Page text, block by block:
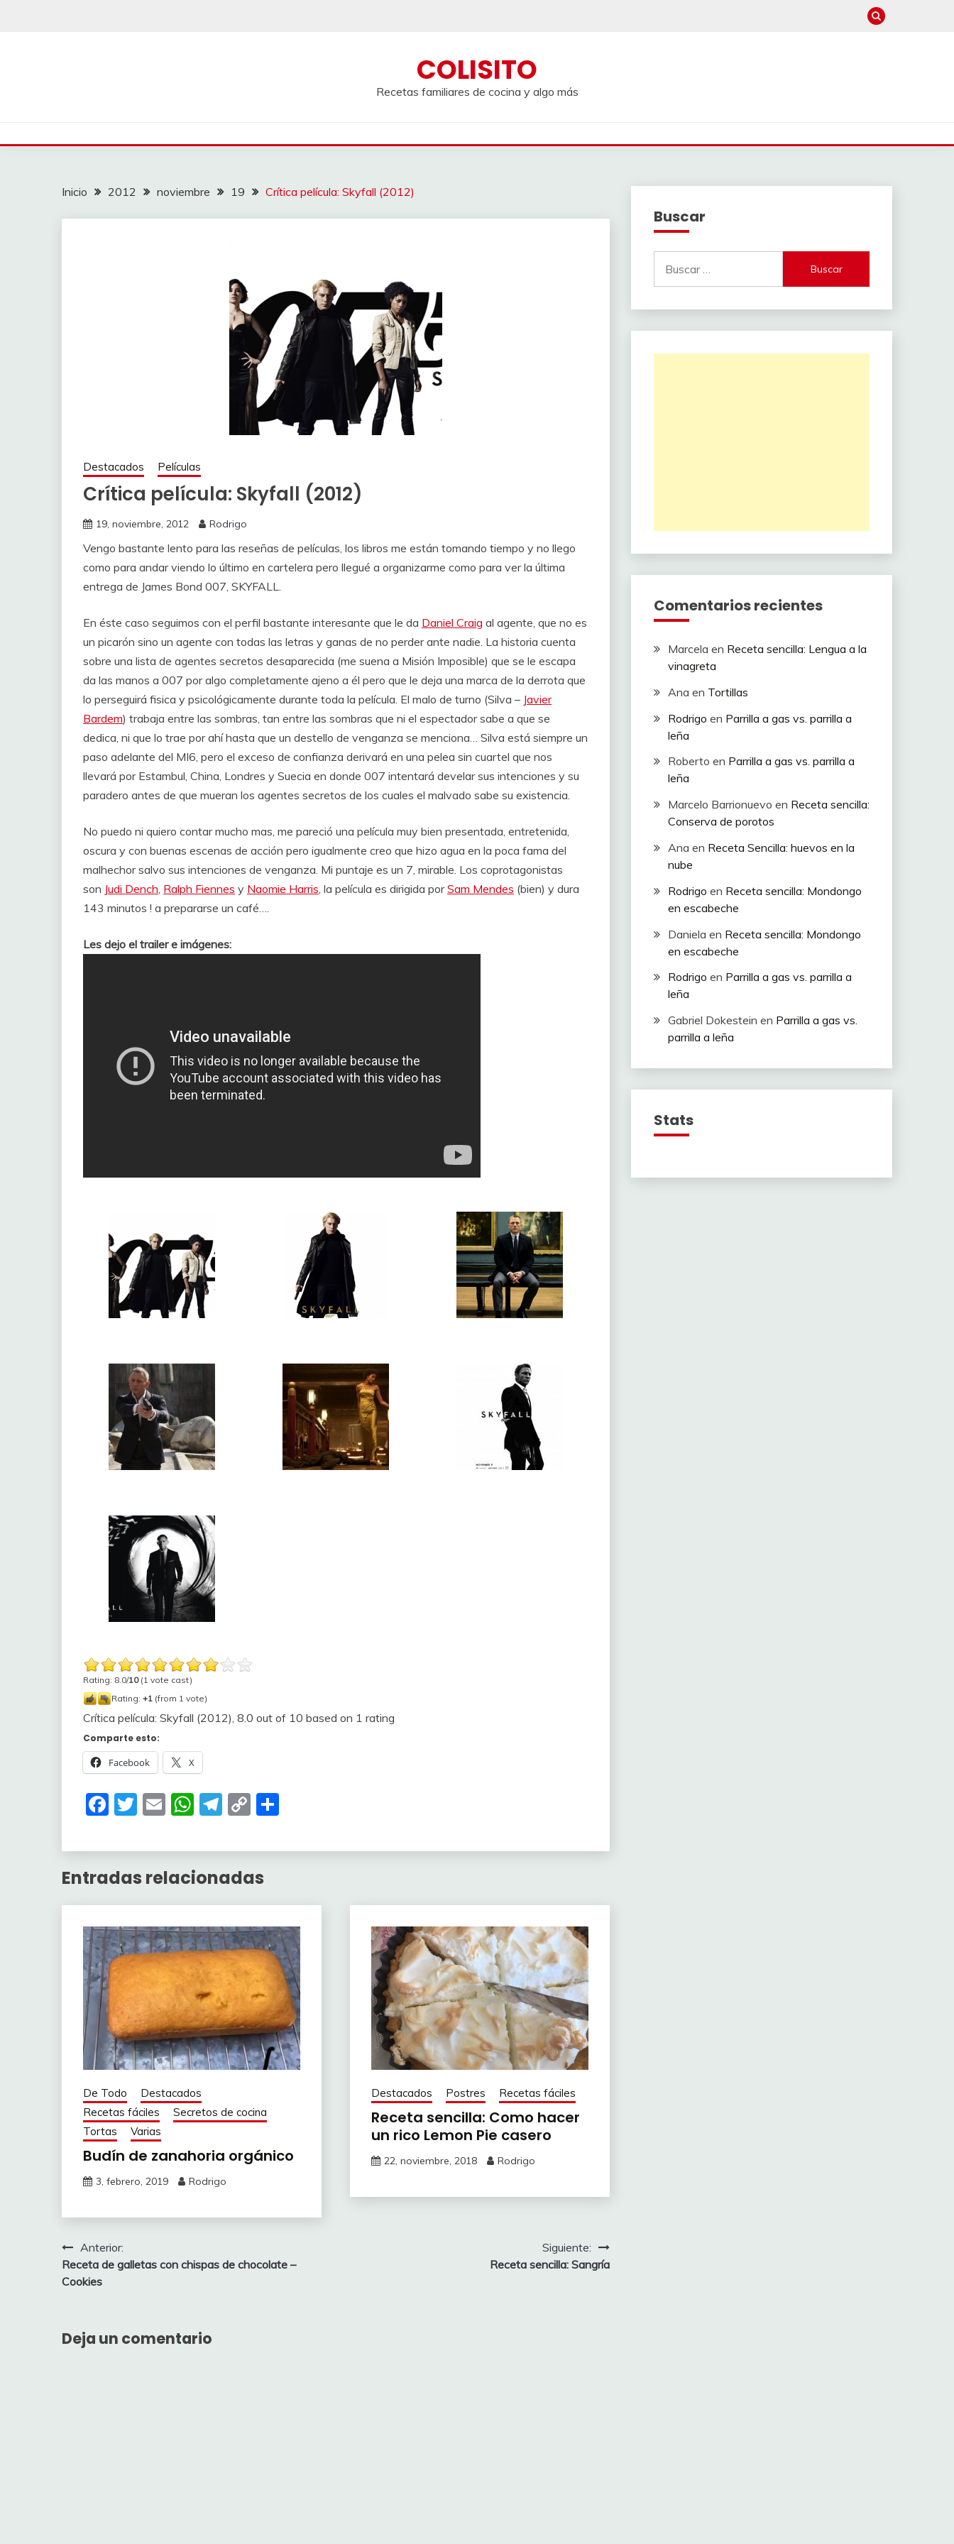
COLISITO
Recetas familiares de cocina y algo más
Inicio 2012 noviembre 19 Crítica película: Skyfall (2012)
Destacados Películas
Crítica película: Skyfall (2012)
19, noviembre, 2012 Rodrigo
Vengo bastante lento para las reseñas de películas, los libros me están tomando tiempo y no llego
como para andar viendo lo último en cartelera pero llegué a organizarme como para ver la última
entrega de James Bond 007, SKYFALL.
En éste caso seguimos con el perfil bastante interesante que le da Daniel Craig al agente, que no es
un picarón sino un agente con todas las letras y ganas de no perder ante nadie. La historia cuenta
sobre una lista de agentes secretos desaparecida (me suena a Misión Imposible) que se le escapa
da las manos a 007 por algo completamente ajeno a él pero que le deja una marca de la derrota que
lo perseguirá fisica y psicológicamente durante toda la película. El malo de turno (Silva – Javier
Bardem) trabaja entre las sombras, tan entre las sombras que ni el espectador sabe a que se
dedica, ni que lo trae por ahí hasta que un destello de venganza se menciona… Silva está siempre un
paso adelante del MI6, pero el exceso de confianza derivará en una pelea sin cuartel que nos
llevará por Estambul, China, Londres y Suecia en donde 007 intentará develar sus intenciones y su
paradero antes de que mueran los agentes secretos de los cuales el malvado sabe su existencia.
No puedo ni quiero contar mucho mas, me pareció una película muy bien presentada, entretenida,
oscura y con buenas escenas de acción pero igualmente creo que hizo agua en la poca fama del
malhechor salvo sus intenciones de venganza. Mi puntaje es un 7, mirable. Los coprotagonistas
son Judi Dench, Ralph Fiennes y Naomie Harris, la película es dirigida porSam Mendes (bien) y dura
143 minutos ! a prepararse un café….
Les dejo el trailer e imágenes:
Rating: 8.0/10(1 vote cast)
Rating: +1 (from 1 vote)
Crítica película: Skyfall (2012), 8.0 out of 10 based on 1 rating
Comparte esto:
Facebook X
Facebook
Twitter
EmailWhatsApp
Telegram
Copy
Entradas relacionadas
De Todo
Destacados
Recetas fáciles
Secretos de cocina
Tortas
Varias
Budín de zanahoria orgánico
3, febrero, 2019 Rodrigo
Destacados Postres Recetas fáciles
Receta sencilla: Como hacer
un rico Lemon Pie casero
22, noviembre, 2018 Rodrigo
Navegación
de
Anterior:
Receta de galletas con chispas de chocolate –
Cookies
Siguiente:
Receta sencilla: Sangría
Deja un comentario
Buscar
Comentarios recientes
Marcela en Receta sencilla: Lengua a la
vinagreta
Ana en Tortillas
Rodrigo en Parrilla a gas vs. parrilla a
leña
Roberto en Parrilla a gas vs. parrilla a
leña
Marcelo Barrionuevo en Receta sencilla:
Conserva de porotos
Ana en Receta Sencilla: huevos en la
nube
Rodrigo en Receta sencilla: Mondongo
en escabeche
Daniela en Receta sencilla: Mondongo
en escabeche
Rodrigo en Parrilla a gas vs. parrilla a
leña
Gabriel Dokestein en Parrilla a gas vs.
parrilla a leña
Stats